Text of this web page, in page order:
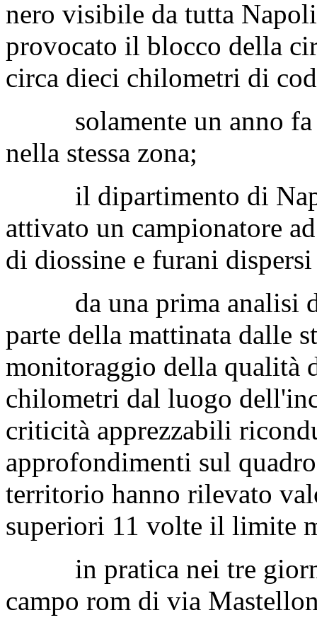
nero visibile da tutta
provocato il blocco della
circa dieci chilometri di
solamente un anno fa
nella stessa zona;
il dipartimento di
attivato un campionatore
di diossine e furani
da una prima analisi
parte della mattinata dalle
monitoraggio della qualità
chilometri dal luogo
criticità apprezzabili
approfondimenti sul
territorio hanno rilevato
superiori 11 volte il limite
in pratica nei tre giorni
campo rom di via